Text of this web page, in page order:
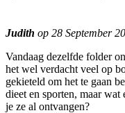
Judith op 28 September
Vandaag dezelfde folder
het wel verdacht veel op
gekieteld om het te gaan
dieet en sporten, maar
je ze al ontvangen?